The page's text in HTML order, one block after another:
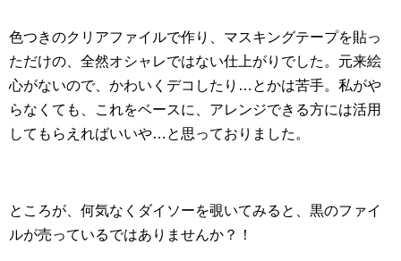
色つきのクリアファイルで作り、マスキングテープを貼っ
ただけの、全然オシャレではない仕上がりでした。元来絵
心がないので、かわいくデコしたり…とかは苦手。私がや
らなくても、これをベースに、アレンジできる方には活用
してもらえればいいや…と思っておりました。
ところが、何気なくダイソーを覗いてみると、黒のファイ
ルが売っているではありませんか？！